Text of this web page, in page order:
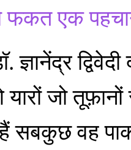
फकत एक
ज्ञानेंद्र
यारों जो
सबकुछ वह